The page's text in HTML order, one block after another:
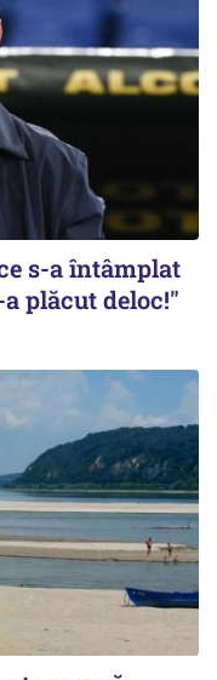
s-a întâmplat
plăcut deloc!"